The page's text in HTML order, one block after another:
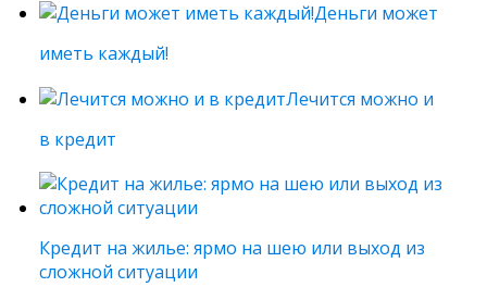
Деньги может
иметь каждый!
Лечится можно и
в кредит
Кредит на жилье: ярмо на шею или выход из
сложной ситуации